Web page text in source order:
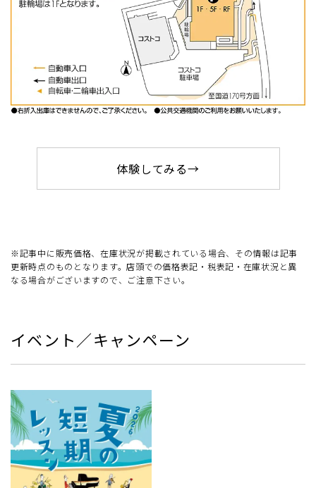
体験してみる→
※記事中に販売価格、在庫状況が掲載されている場合、その情報は記事
更新時点のものとなります。店頭での価格表記・税表記・在庫状況と異
なる場合がございますので、ご注意下さい。
イベント／キャンペーン